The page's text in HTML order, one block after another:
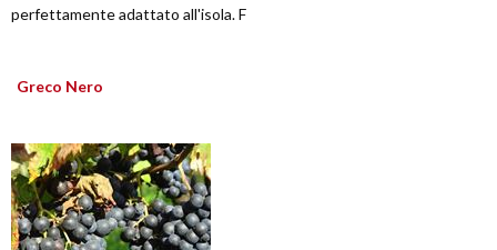
perfettamente adattato all'isola. F
Greco Nero